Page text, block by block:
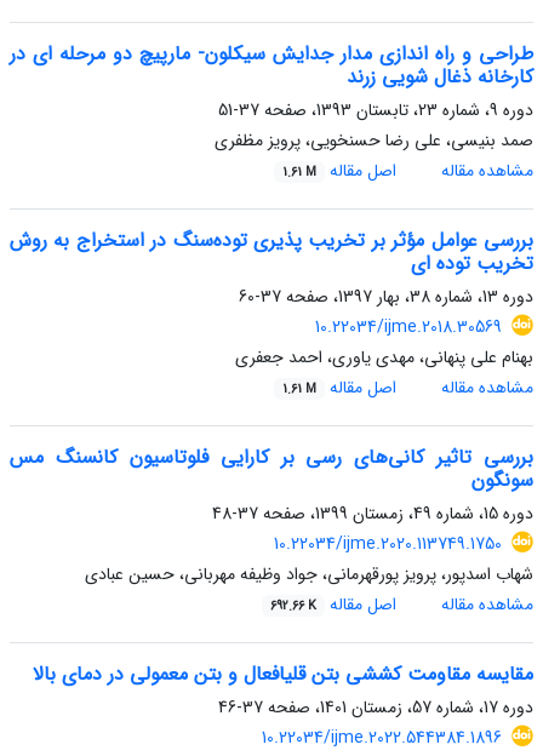
طراحی و راه اندازی مدار جدایش سیکلون- مارپیچ دو مرحله ای در
کارخانه ذغال شویی زرند
دوره 9، شماره 23، تابستان 1393، صفحه
37-51
صمد بنیسی، علی رضا حسنخویی، پرویز مظفری
مشاهده مقاله
اصل مقاله 1.61 M
بررسی عوامل مؤثر بر تخریب پذیری توده‌سنگ در استخراج به روش
تخریب توده ای
دوره 13، شماره 38، بهار 1397، صفحه
37-60
10.22034/ijme.2018.30569
بهنام علی پنهانی، مهدی یاوری، احمد جعفری
مشاهده مقاله
اصل مقاله 1.61 M
بررسی تاثیر کانی‌های رسی بر کارایی فلوتاسیون کانسنگ مس
سونگون
دوره 15، شماره 49، زمستان 1399، صفحه
37-48
10.22034/ijme.2020.113749.1750
شهاب اسدپور، پرویز پورقهرمانی، جواد وظیفه مهربانی، حسین عبادی
مشاهده مقاله
اصل مقاله 692.66 K
مقایسه مقاومت کششی بتن قلیافعال و بتن معمولی در دمای بالا
دوره 17، شماره 57، زمستان 1401، صفحه
37-46
10.22034/ijme.2022.544384.1896